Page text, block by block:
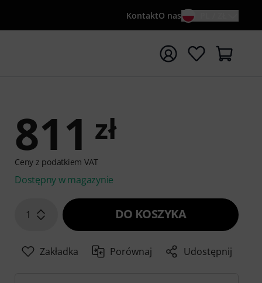
KontaktO nas
wyszukiwanie od słowa kluczowego {searchTerm}
811 zł
Ceny z podatkiem VAT
Dostępny w magazynie
1 DO KOSZYKA
Zakładka Porównaj Udostępnij